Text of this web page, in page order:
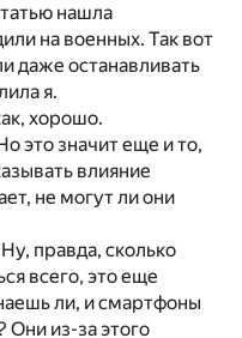
нашла
на военных. Так вот
даже останавливать
я.
хорошо.
это значит еще и то,
влияние
не могут ли они
правда, сколько
всего, это еще
ли, и смартфоны
Они из-за этого